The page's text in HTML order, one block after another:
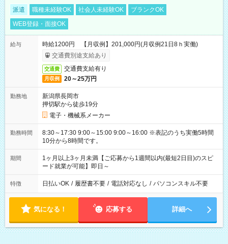
派遣 職種未経験OK 社会人未経験OK
ブランクOK
WEB登録・面接OK
給与
時給1200円 【月収例】201,000円(月収例21日8ｈ実働)
交通費別途支給あり
交通費 交通費支給有り
月収例 20～25万円
勤務地
新潟県長岡市
押切駅から徒歩19分
電子・機械系メーカー
勤務時間
8:30～17:30 9:00～15:00 9:00～16:00 ※表記のうち実働5時間
10分から8時間です。
期間
1ヶ月以上3ヶ月未満【ご応募から1週間以内(最短2日目)のスピ
ード就業が可能】即日～
特徴 日払いOK / 履歴書不要 / 電話対応なし / パソコンスキル不要
気になる！ 応募する 詳細へ